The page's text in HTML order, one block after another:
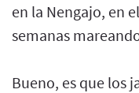
en la Nengajo, en
semanas
Bueno, es que los